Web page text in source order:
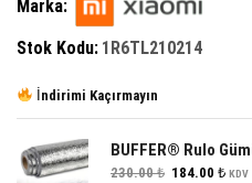
Marka:
Stok Kodu: 1R6TL210214
İndirimi Kaçırmayın
230.00₺ Orijinal
184.00 ₺Şu
KDV